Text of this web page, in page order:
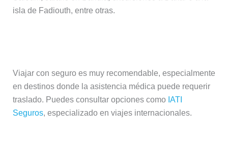
isla de Fadiouth, entre otras.
Viajar con seguro es muy recomendable, especialmente
en destinos donde la asistencia médica puede requerir
traslado. Puedes consultar opciones como IATI
Seguros, especializado en viajes internacionales.